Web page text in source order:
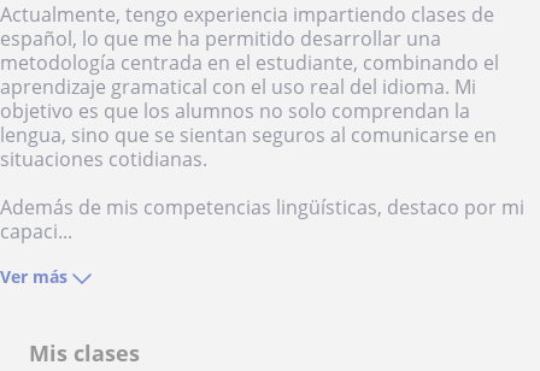
Actualmente, tengo experiencia impartiendo clases de
español, lo que me ha permitido desarrollar una
metodología centrada en el estudiante, combinando el
aprendizaje gramatical con el uso real del idioma. Mi
objetivo es que los alumnos no solo comprendan la
lengua, sino que se sientan seguros al comunicarse en
situaciones cotidianas.
Además de mis competencias lingüísticas, destaco por mi
capaci...
Ver más
Mis clases